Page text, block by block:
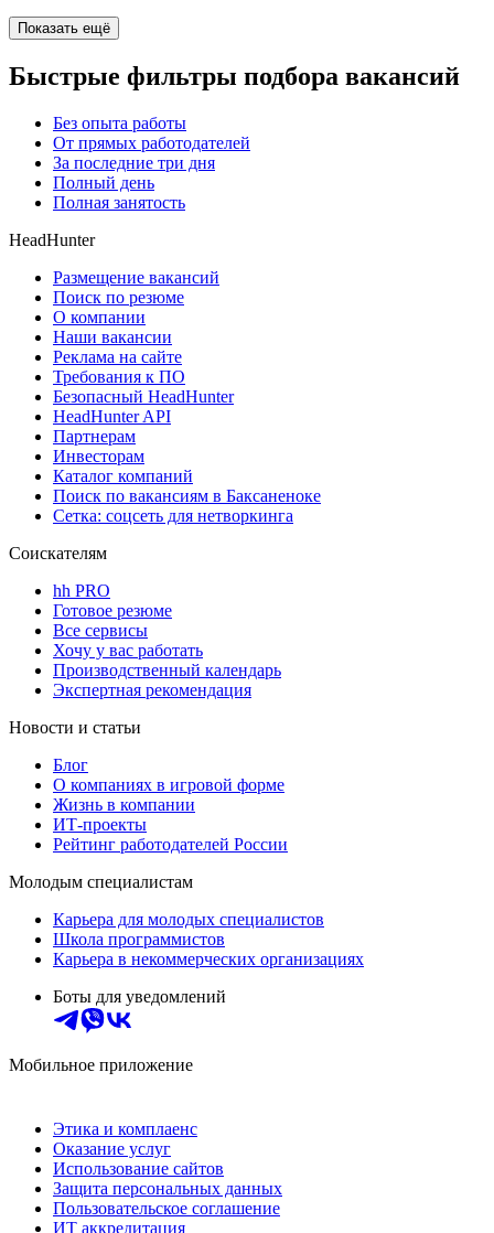
Показать ещё
Быстрые фильтры подбора вакансий
Без опыта работы
От прямых работодателей
За последние три дня
Полный день
Полная занятость
HeadHunter
Размещение вакансий
Поиск по резюме
О компании
Наши вакансии
Реклама на сайте
Требования к ПО
Безопасный HeadHunter
HeadHunter API
Партнерам
Инвесторам
Каталог компаний
Поиск по вакансиям в Баксаненоке
Сетка: соцсеть для нетворкинга
Соискателям
hh PRO
Готовое резюме
Все сервисы
Хочу у вас работать
Производственный календарь
Экспертная рекомендация
Новости и статьи
Блог
О компаниях в игровой форме
Жизнь в компании
ИТ-проекты
Рейтинг работодателей России
Молодым специалистам
Карьера для молодых специалистов
Школа программистов
Карьера в некоммерческих организациях
Боты для уведомлений
Мобильное приложение
Этика и комплаенс
Оказание услуг
Использование сайтов
Защита персональных данных
Пользовательское соглашение
ИТ аккредитация